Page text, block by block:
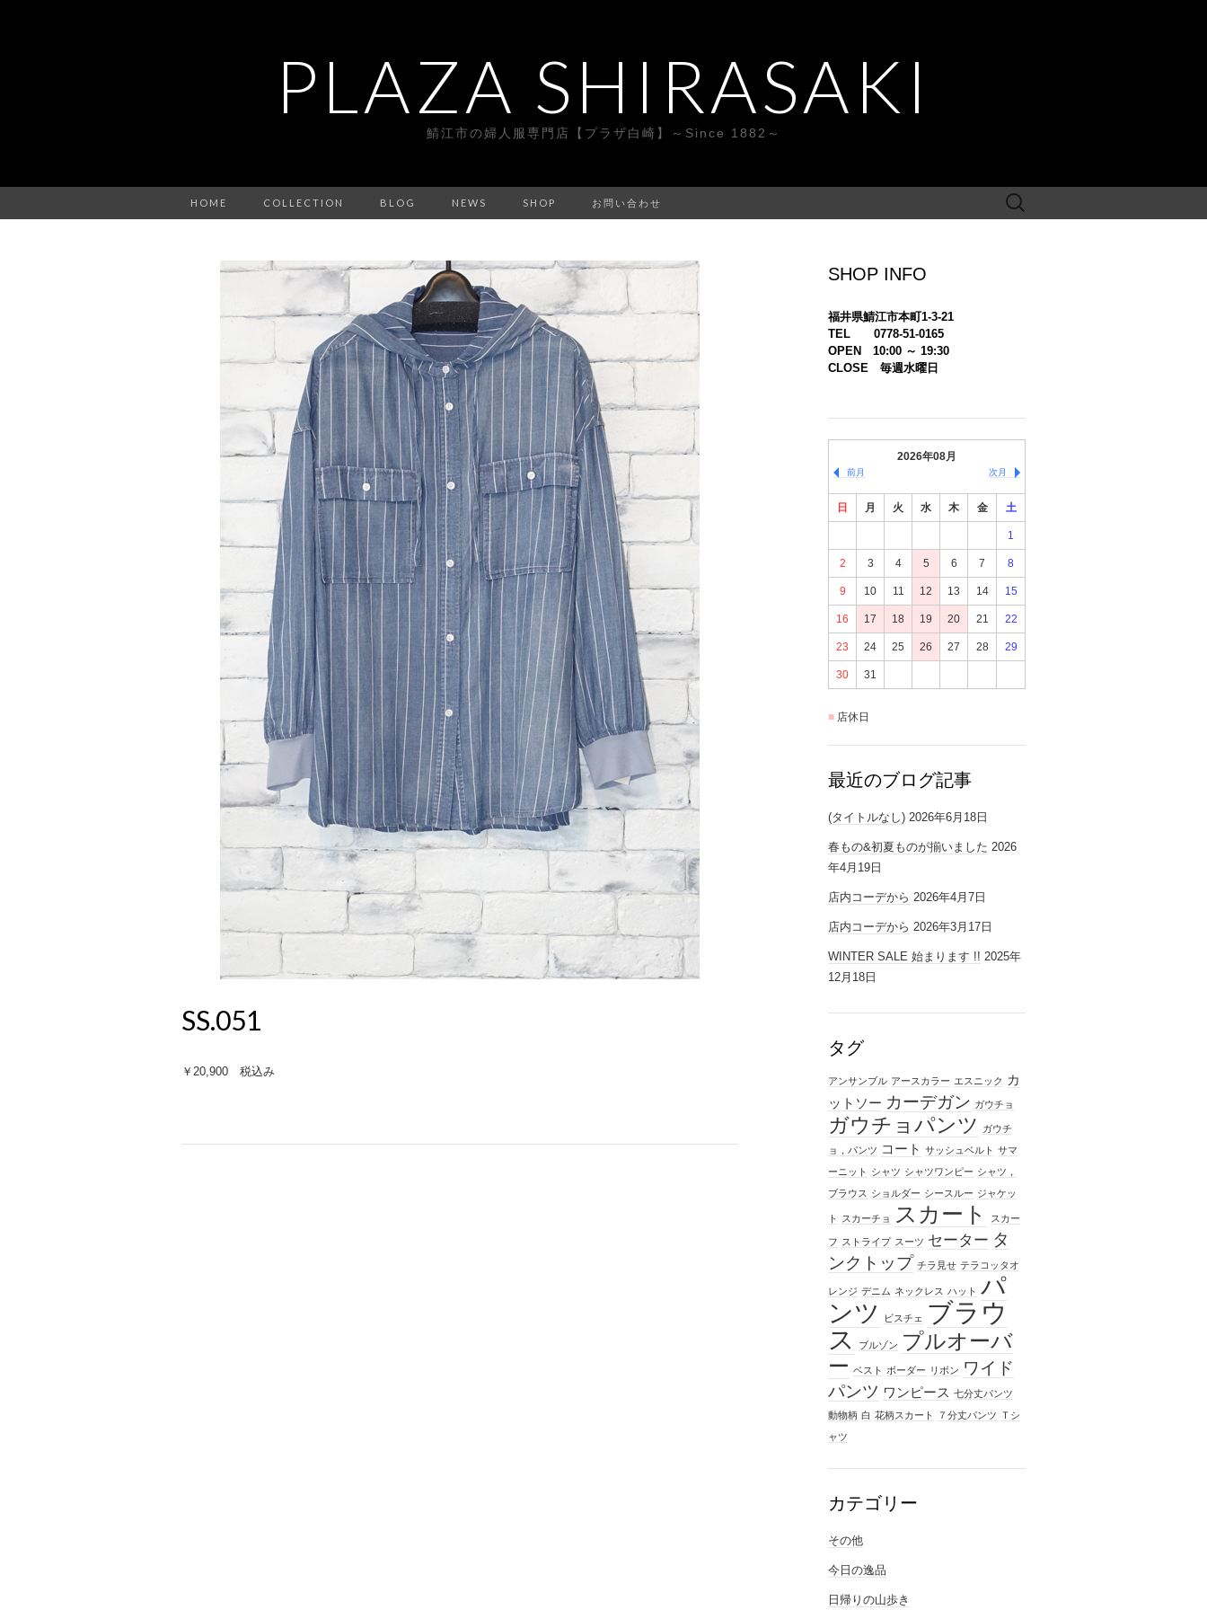
PLAZA SHIRASAKI
鯖江市の婦人服専門店【プラザ白崎】～Since 1882～
HOME COLLECTION BLOG NEWS SHOP お問い合わせ
検
索:
SS.051
￥20,900 税込み
SHOP INFO
福井県鯖江市本町1-3-21
TEL 0778-51-0165
OPEN 10:00 ～ 19:30
CLOSE 毎週水曜日
2026年08月
前月 次月
日 月 火 水 木 金 土
1
2 3 4 5 6 7 8
9 10 11 12 13 14 15
16 17 18 19 20 21 22
23 24 25 26 27 28 29
30 31
店休日
最近のブログ記事
(タイトルなし) 2026年6月18日
春もの&初夏ものが揃いました 2026
年4月19日
店内コーデから 2026年4月7日
店内コーデから 2026年3月17日
WINTER SALE 始まります !! 2025年
12月18日
タグ
アンサンブル アースカラー エスニック
カ
ットソー カーデガン ガウチョ
ガウチョパンツ
ガウチ
ョ，パンツ コート サッシュベルト サマ
ーニット シャツ シャツワンピー シャツ，
ブラウス ショルダー シースルー ジャケッ
ト スカーチョ スカート スカー
フ ストライプ スーツ セーター タ
ンクトップ チラ見せ テラコッタオ
レンジ デニム ネックレス ハット パ
ンツ
ビスチェ
ブラウ
ス
ブルゾン プルオーバ
ー ベスト ボーダー リボン ワイド
パンツ ワンピース 七分丈パンツ
動物柄 白 花柄スカート ７分丈パンツ
Ｔシ
ャツ
カテゴリー
その他
今日の逸品
日帰りの山歩き